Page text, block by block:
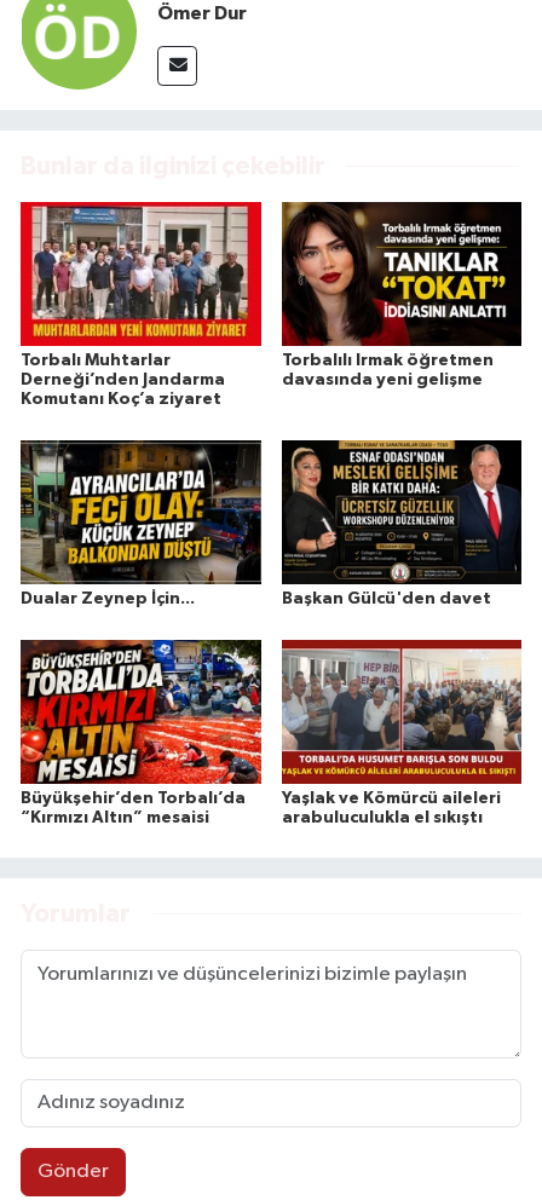
Ömer Dur
Torbalı Muhtarlar
Derneği’nden Jandarma
Komutanı Koç’a ziyaret
Torbalılı Irmak öğretmen
davasında yeni gelişme
Dualar Zeynep İçin... Başkan Gülcü'den davet
Büyükşehir’den Torbalı’da
“Kırmızı Altın” mesaisi
Yaşlak ve Kömürcü aileleri
arabuluculukla el sıkıştı
Gönder